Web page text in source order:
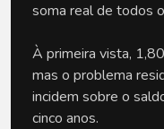
soma real de todos
À primeira vista,
mas o problema
incidem sobre o
cinco anos.